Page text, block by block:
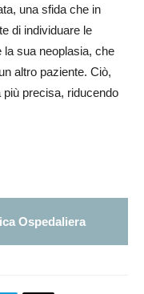
una sfida che in
di individuare le
la sua neoplasia, che
altro paziente. Ciò,
precisa, riducendo
Ospedaliera